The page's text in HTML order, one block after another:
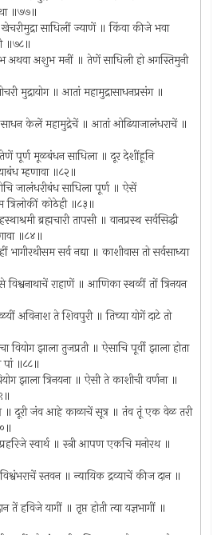
॥७७॥
साधिलीं ज्याणें ॥ किंवा कीजे भवा
॥७८॥
अशुभ मनीं ॥ तेणें साधिली हो अगस्तिमुनी
मुद्रायोग ॥ आतां महामुद्रासाधनप्रसंग ॥
साधन केलें महामुद्रेचें ॥ आतां ओढियाजालंधराचें ॥
पूर्ण मूळबंधन साधिला ॥ दूर देशींहूनि
म्हणावा ॥८२॥
जालंधरीबंध साधिला पूर्ण ॥ ऐसें
त्रिलोकीं कोठेही ॥८३॥
ब्रह्मचारी तापसी ॥ वानप्रस्थ सर्वसिद्धी
॥८४॥
भागीरथीसम सर्व नद्या ॥ काशीवास तो सर्वसाध्या
राहाणें ॥ आणिका स्थळीं तों त्रिनयन
अविनाश ते शिवपुरी ॥ तिच्या योगें दाटे तो
वियोग झाला तुजप्रती ॥ ऐसाचि पूर्वी झाला होता
पां ॥८८॥
झाला त्रिनयना ॥ ऐसी ते काशीची वर्णना ॥
॥ दूरी जंव आहे काळाचें सूत्र ॥ तंव तूं एक वेळ तरी
प्रहरिजे स्वार्थ ॥ स्त्री आपण एकचि मनोरथ ॥
स्तवन ॥ न्यायिक द्रव्याचें कीज दान ॥
तें हविजे यागीं ॥ तृप्त होती त्या यज्ञभागीं ॥